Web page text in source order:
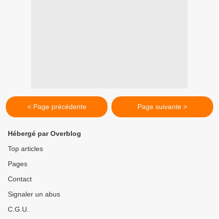
< Page précédente Page suivante >
Hébergé par Overblog
Top articles
Pages
Contact
Signaler un abus
C.G.U.